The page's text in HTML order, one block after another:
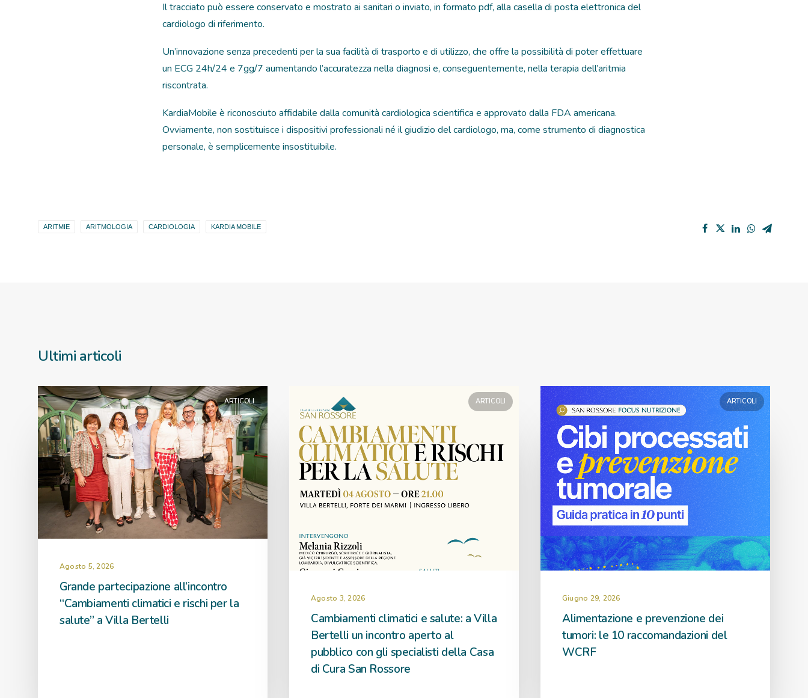
Il tracciato può essere conservato e mostrato ai sanitari o inviato, in formato pdf, alla casella di posta elettronica del
cardiologo di riferimento.
Un’innovazione senza precedenti per la sua facilità di trasporto e di utilizzo, che offre la possibilità di poter effettuare
un ECG 24h/24 e 7gg/7 aumentando l’accuratezza nella diagnosi e, conseguentemente, nella terapia dell’aritmia
riscontrata.
KardiaMobile è riconosciuto affidabile dalla comunità cardiologica scientifica e approvato dalla FDA americana.
Ovviamente, non sostituisce i dispositivi professionali né il giudizio del cardiologo, ma, come strumento di diagnostica
personale, è semplicemente insostituibile.
ARITMIE ARITMOLOGIA CARDIOLOGIA KARDIA MOBILE
Ultimi articoli
ARTICOLI
Agosto 5, 2026
Grande partecipazione all’incontro
“Cambiamenti climatici e rischi per la
salute” a Villa Bertelli
ARTICOLI
Agosto 3, 2026
Cambiamenti climatici e salute: a Villa
Bertelli un incontro aperto al
pubblico con gli specialisti della Casa
di Cura San Rossore
ARTICOLI
Giugno 29, 2026
Alimentazione e prevenzione dei
tumori: le 10 raccomandazioni del
WCRF